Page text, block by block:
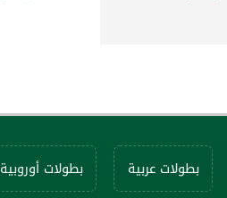
بطولات عربية بطولات أوروبية